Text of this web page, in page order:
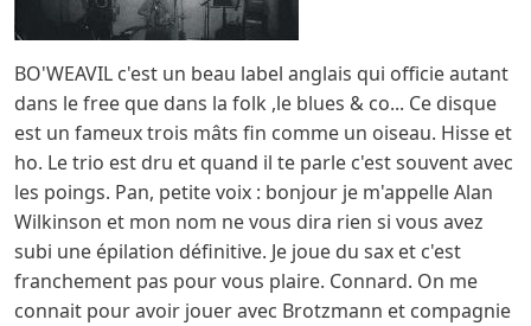
BO'WEAVIL c'est un beau label anglais qui officie autant
dans le free que dans la folk ,le blues & co... Ce disque
est un fameux trois mâts fin comme un oiseau. Hisse et
ho. Le trio est dru et quand il te parle c'est souvent avec
les poings. Pan, petite voix : bonjour je m'appelle Alan
Wilkinson et mon nom ne vous dira rien si vous avez
subi une épilation définitive. Je joue du sax et c'est
franchement pas pour vous plaire. Connard. On me
connait pour avoir jouer avec Brotzmann et compagnie